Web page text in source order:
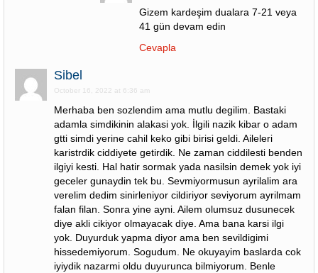
Gizem kardeşim dualara 7-21 veya
41 gün devam edin
Cevapla
Sibel
October 16, 2022 at 6:36 am
Merhaba ben sozlendim ama mutlu degilim. Bastaki
adamla simdikinin alakasi yok. İlgili nazik kibar o adam
gtti simdi yerine cahil keko gibi birisi geldi. Aileleri
karistrdik ciddiyete getirdik. Ne zaman ciddilesti benden
ilgiyi kesti. Hal hatir sormak yada nasilsin demek yok iyi
geceler gunaydin tek bu. Sevmiyormusun ayrilalim ara
verelim dedim sinirleniyor cildiriyor seviyorum ayrilmam
falan filan. Sonra yine ayni. Ailem olumsuz dusunecek
diye akli cikiyor olmayacak diye. Ama bana karsi ilgi
yok. Duyurduk yapma diyor ama ben sevildigimi
hissedemiyorum. Sogudum. Ne okuyayim baslarda cok
iyiydik nazarmi oldu duyurunca bilmiyorum. Benle